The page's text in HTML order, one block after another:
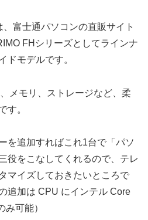
、富士通パソコンの直販サイト
FHシリーズとしてラインナ
ドモデルです。
メモリ、ストレージなど、柔
す。
を追加すればこれ1台で「パソ
役をこなしてくれるので、テレ
マイズしておきたいところで
追加は CPU にインテル Core
み可能）